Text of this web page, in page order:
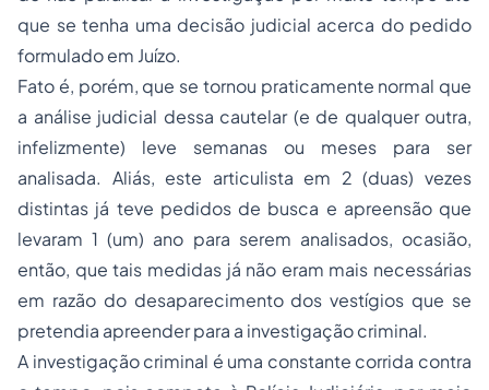
que se tenha uma decisão judicial acerca do pedido
formulado em Juízo.
Fato é, porém, que se tornou praticamente normal que
a análise judicial dessa cautelar (e de qualquer outra,
infelizmente) leve semanas ou meses para ser
analisada. Aliás, este articulista em 2 (duas) vezes
distintas já teve pedidos de busca e apreensão que
levaram 1 (um) ano para serem analisados, ocasião,
então, que tais medidas já não eram mais necessárias
em razão do desaparecimento dos vestígios que se
pretendia apreender para a investigação criminal.
A investigação criminal é uma constante corrida contra